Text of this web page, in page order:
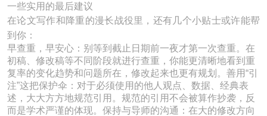
一些实用的最后建议
在论文写作和降重的漫长战役里，还有几个小贴士或许能帮
到你：
早查重，早安心：别等到截止日期前一夜才第一次查重。在
初稿、修改稿等不同阶段就进行查重，你能更清晰地看到重
复率的变化趋势和问题所在，修改起来也更有规划。善用“引
注”这把保护伞：对于必须使用的他人观点、数据、经典表
述，大大方方地规范引用。规范的引用不会被算作抄袭，反
而是学术严谨的体现。保持与导师的沟通：在大的修改方向